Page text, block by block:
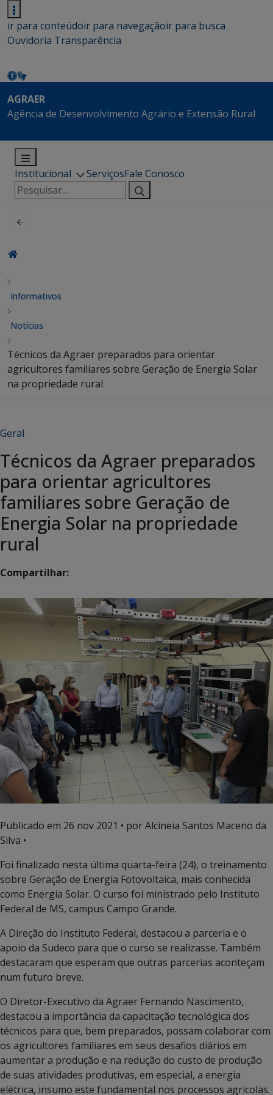
ir para conteúdoir para navegaçãoir para busca
Ouvidoria Transparência
AGRAER
Agência de Desenvolvimento Agrário e Extensão Rural
Institucional ServiçosFale Conosco
Pesquisar
por:
Informativos
Notícias
Técnicos da Agraer preparados para orientar
agricultores familiares sobre Geração de Energia Solar
na propriedade rural
Geral
Técnicos da Agraer preparados
para orientar agricultores
familiares sobre Geração de
Energia Solar na propriedade
rural
Compartilhar:
Publicado em 26 nov 2021 • por Alcineia Santos Maceno da
Silva •
Foi finalizado nesta última quarta-feira (24), o treinamento
sobre Geração de Energia Fotovoltaica, mais conhecida
como Energia Solar. O curso foi ministrado pelo Instituto
Federal de MS, campus Campo Grande.
A Direção do Instituto Federal, destacou a parceria e o
apoio da Sudeco para que o curso se realizasse. Também
destacaram que esperam que outras parcerias aconteçam
num futuro breve.
O Diretor-Executivo da Agraer Fernando Nascimento,
destacou a importância da capacitação tecnológica dos
técnicos para que, bem preparados, possam colaborar com
os agricultores familiares em seus desafios diários em
aumentar a produção e na redução do custo de produção
de suas atividades produtivas, em especial, a energia
elétrica, insumo este fundamental nos processos agrícolas.